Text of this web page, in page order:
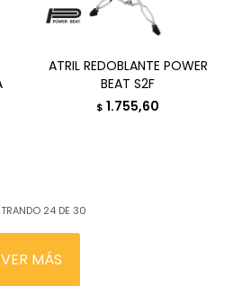
ATRIL REDOBLANTE POWER
BEAT S2F
$ 1.755,60
24DE 30
VER MÁS